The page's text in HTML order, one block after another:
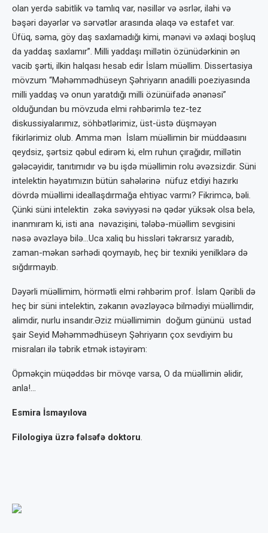
olan yerdə sabitlik və tamlıq var, nəsillər və əsrlər, ilahi və
bəşəri dəyərlər və sərvətlər arasında əlaqə və estafet var.
Üfüq, səma, göy daş saxlamadığı kimi, mənəvi və əxlaqi boşluq
da yaddaş saxlamır”. Milli yaddaşı millətin özünüdərkinin ən
vacib şərti, ilkin halqası hesab edir İslam müəllim. Dissertasiya
mövzum “Məhəmmədhüseyn Şəhriyarın anadilli poeziyasında
milli yaddaş və onun yaratdığı milli özünüifadə ənənəsi”
olduğundan bu mövzuda elmi rəhbərimlə tez-tez
diskussiyalarımız, söhbətlərimiz, üst-üstə düşməyən
fikirlərimiz olub. Amma mən İslam müəllimin bir müddəasını
qeydsiz, şərtsiz qəbul edirəm ki, elm ruhun çırağıdır, millətin
gələcəyidir, tanıtımıdır və bu işdə müəllimin rolu əvəzsizdir. Süni
intelektin həyatımızın bütün sahələrinə nüfuz etdiyi hazırkı
dövrdə müəllimi ideallaşdırmağa ehtiyac varmı? Fikrimcə, bəli.
Çünki süni intelektin zəka səviyyəsi nə qədər yüksək olsa belə,
inanmıram ki, isti ana nəvazişini, tələbə-müəllim sevgisini
nəsə əvəzləyə bilə…Uca xaliq bu hissləri təkrarsız yaradıb,
zaman-məkan sərhədi qoymayıb, heç bir texniki yenilklərə də
sığdırmayıb.
Dəyərli müəllimim, hörmətli elmi rəhbərim prof. İslam Qəribli də
heç bir süni intelektin, zəkanın əvəzləyəcə bilmədiyi müəllimdir,
alimdir, nurlu insandır.Əziz müəllimimin doğum gününü ustad
şair Seyid Məhəmmədhüseyn Şəhriyarın çox sevdiyim bu
misraları ilə təbrik etmək istəyirəm:
Öpməkçin müqəddəs bir mövqe varsa, O da müəllimin əlidir,
anla!…
Esmira İsmayılova
Filologiya üzrə fəlsəfə doktoru.